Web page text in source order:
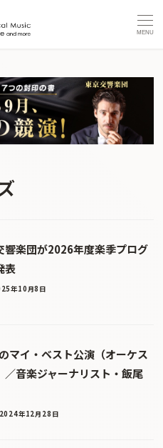
MENU
響楽団が2026年度楽季プログ
表
年10月8日
マイ・ベスト公演（オーケス
／音楽ジャーナリスト・飯尾
2024年12月28日